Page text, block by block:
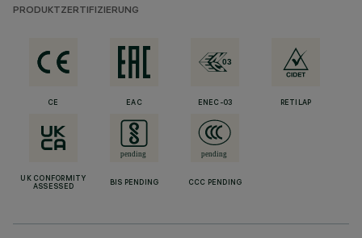
PRODUKTZERTIFIZIERUNG
CE EAC ENEC-03 RETILAP
UK CONFORMITY
ASSESSED
BIS PENDING CCC PENDING